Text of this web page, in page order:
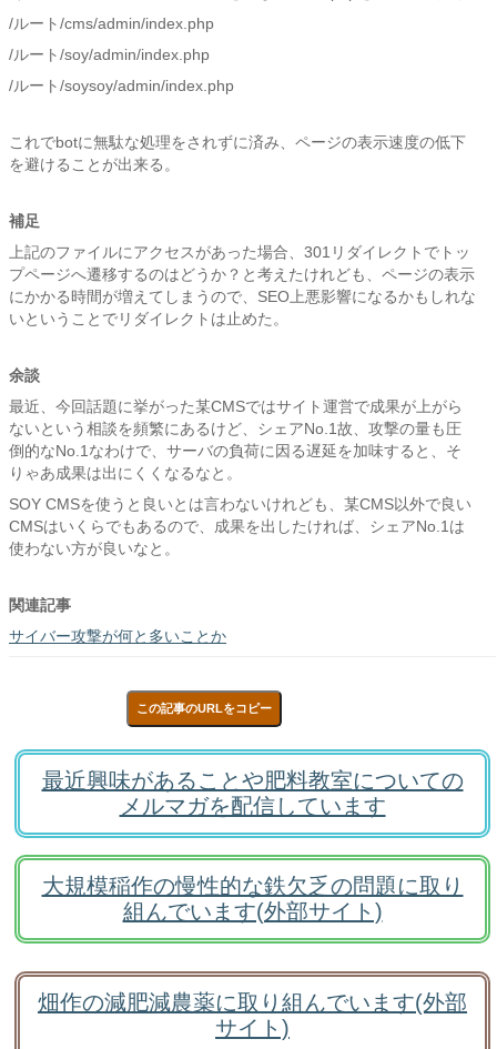
/ルート/cms/admin/index.php
/ルート/soy/admin/index.php
/ルート/soysoy/admin/index.php
これでbotに無駄な処理をされずに済み、ページの表示速度の低下
を避けることが出来る。
補足
上記のファイルにアクセスがあった場合、301リダイレクトでトッ
プページへ遷移するのはどうか？と考えたけれども、ページの表示
にかかる時間が増えてしまうので、SEO上悪影響になるかもしれな
いということでリダイレクトは止めた。
余談
最近、今回話題に挙がった某CMSではサイト運営で成果が上がら
ないという相談を頻繁にあるけど、シェアNo.1故、攻撃の量も圧
倒的なNo.1なわけで、サーバの負荷に因る遅延を加味すると、そ
りゃあ成果は出にくくなるなと。
SOY CMSを使うと良いとは言わないけれども、某CMS以外で良い
CMSはいくらでもあるので、成果を出したければ、シェアNo.1は
使わない方が良いなと。
関連記事
サイバー攻撃が何と多いことか
この記事のURLをコピー
最近興味があることや肥料教室についての
メルマガを配信しています
大規模稲作の慢性的な鉄欠乏の問題に取り
組んでいます(外部サイト)
畑作の減肥減農薬に取り組んでいます(外部
サイト)